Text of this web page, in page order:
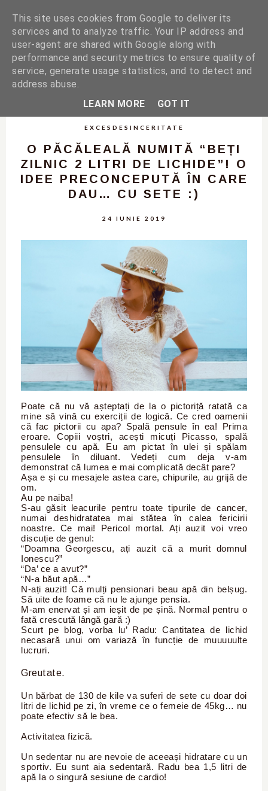
EXCESDESINCERITATE
O PĂCĂLEALĂ NUMITĂ “BEȚI
ZILNIC 2 LITRI DE LICHIDE”! O
IDEE PRECONCEPUTĂ ÎN CARE
DAU… CU SETE :)
24 IUNIE 2019
Poate că nu vă așteptați de la o pictoriță ratată ca
mine să vină cu exerciții de logică. Ce cred oamenii
că fac pictorii cu apa? Spală pensule în ea! Prima
eroare. Copiii voștri, acești micuți Picasso, spală
pensulele cu apă. Eu am pictat în ulei și spălam
pensulele în diluant. Vedeți cum deja v-am
demonstrat că lumea e mai complicată decât pare?
Așa e și cu mesajele astea care, chipurile, au grijă de
om.
Au pe naiba!
S-au găsit leacurile pentru toate tipurile de cancer,
numai deshidratatea mai stătea în calea fericirii
noastre. Ce mai! Pericol mortal. Ați auzit voi vreo
discuție de genul:
“Doamna Georgescu, ați auzit că a murit domnul
Ionescu?”
“Da’ ce a avut?”
“N-a băut apă…”
N-ați auzit! Că mulți pensionari beau apă din belșug.
Să uite de foame că nu le ajunge pensia.
M-am enervat și am ieșit de pe șină. Normal pentru o
fată crescută lângă gară :)
Scurt pe blog, vorba lu’ Radu: Cantitatea de lichid
necasară unui om variază în funcție de muuuuulte
lucruri.
Greutate.
Un bărbat de 130 de kile va suferi de sete cu doar doi
litri de lichid pe zi, în vreme ce o femeie de 45kg… nu
poate efectiv să le bea.
Activitatea fizică.
Un sedentar nu are nevoie de aceeași hidratare cu un
sportiv. Eu sunt aia sedentară. Radu bea 1,5 litri de
apă la o singură sesiune de cardio!
This site uses cookies from Google to deliver its
services and to analyze traffic. Your IP address and
user-agent are shared with Google along with
performance and security metrics to ensure quality of
service, generate usage statistics, and to detect and
address abuse.
LEARN MORE
GOT IT